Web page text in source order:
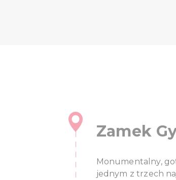
Zamek
Monumentalny,
jednym z trzech